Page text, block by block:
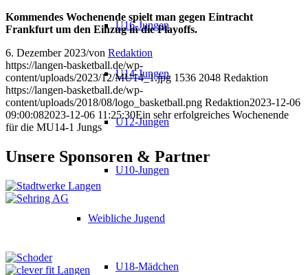
U16-Jungen
U14-Jungen
U12-Jungen
U10-Jungen
Weibliche Jugend
U18-Mädchen
Kommendes Wochenende spielt man gegen Eintracht
Frankfurt um den Einzug in die Playoffs.
6. Dezember 2023/von Redaktion
https://langen-basketball.de/wp-
content/uploads/2023/12/MU14_1.jpg 1536 2048 Redaktion
https://langen-basketball.de/wp-
content/uploads/2018/08/logo_basketball.png Redaktion2023-12-06
09:00:082023-12-06 11:25:30Ein sehr erfolgreiches Wochenende
für die MU14-1 Jungs
Unsere Sponsoren & Partner